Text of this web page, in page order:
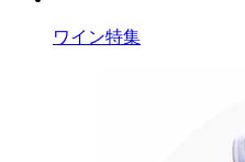
ワイン特集